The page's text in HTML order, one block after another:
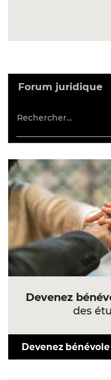
Forum juridique
Devenez
des
Devenez bénévole